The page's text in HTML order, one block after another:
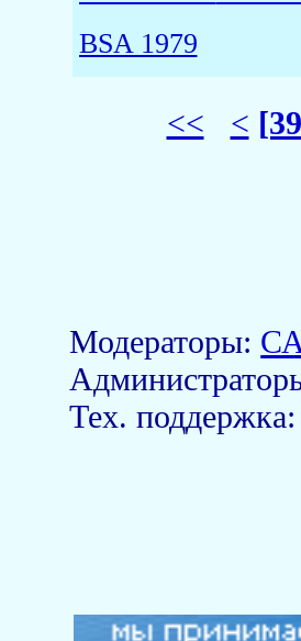
BSA 1979
<< <
Модераторы:
Тех.